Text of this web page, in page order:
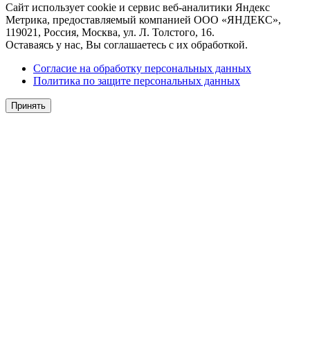
Сайт использует cookie и сервис веб-аналитики Яндекс
Метрика, предоставляемый компанией ООО «ЯНДЕКС»,
119021, Россия, Москва, ул. Л. Толстого, 16.
Оставаясь у нас, Вы соглашаетесь с их обработкой.
Согласие на обработку персональных данных
Политика по защите персональных данных
Принять